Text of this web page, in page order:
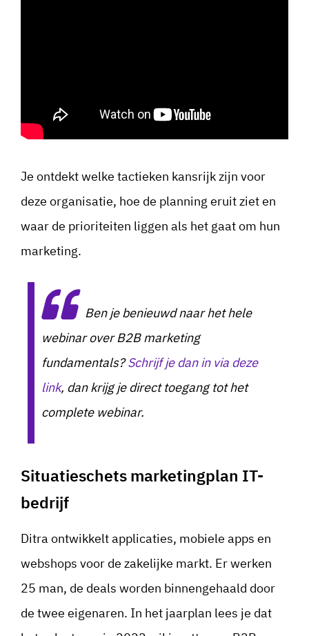
Je ontdekt welke tactieken kansrijk zijn voor
deze organisatie, hoe de planning eruit ziet en
waar de prioriteiten liggen als het gaat om hun
marketing.
Ben je benieuwd naar het hele
webinar over B2B marketing
fundamentals?Schrijf je dan in via deze
link, dan krijg je direct toegang tot het
complete webinar.
Situatieschets marketingplan IT-
bedrijf
Ditra ontwikkelt applicaties, mobiele apps en
webshops voor de zakelijke markt. Er werken
25 man, de deals worden binnengehaald door
de twee eigenaren. In het jaarplan lees je dat